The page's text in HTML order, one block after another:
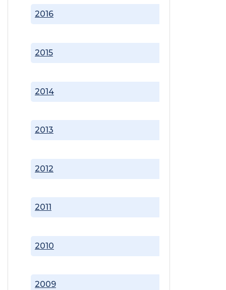
2009
2010
2011
2012
2013
2014
2015
2016